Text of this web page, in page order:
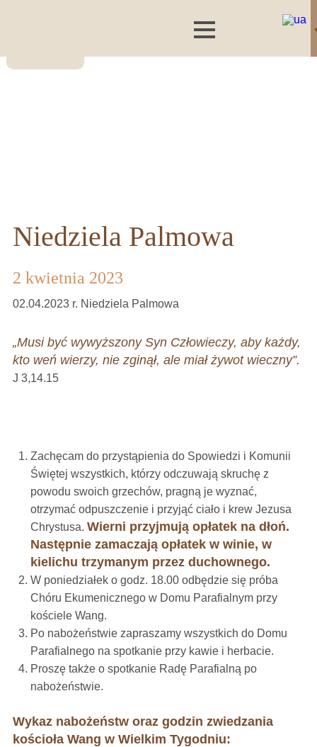
Niedziela Palmowa
2 kwietnia 2023
02.04.2023 r. Niedziela Palmowa
„Musi być wywyższony Syn Człowieczy, aby każdy,
kto weń wierzy, nie zginął, ale miał żywot wieczny”.
J 3,14.15
Zachęcam do przystąpienia do Spowiedzi i Komunii
Świętej wszystkich, którzy odczuwają skruchę z
powodu swoich grzechów, pragną je wyznać,
otrzymać odpuszczenie i przyjąć ciało i krew Jezusa
Chrystusa. Wierni przyjmują opłatek na dłoń.
Następnie zamaczają opłatek w winie, w
kielichu trzymanym przez duchownego.
W poniedziałek o godz. 18.00 odbędzie się próba
Chóru Ekumenicznego w Domu Parafialnym przy
kościele Wang.
Po nabożeństwie zapraszamy wszystkich do Domu
Parafialnego na spotkanie przy kawie i herbacie.
Proszę także o spotkanie Radę Parafialną po
nabożeństwie.
Wykaz nabożeństw oraz godzin zwiedzania
kościoła Wang w Wielkim Tygodniu: